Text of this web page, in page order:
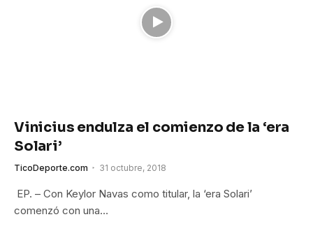
Vinicius endulza el comienzo de la ‘era
Solari’
TicoDeporte.com 31 octubre, 2018
EP. – Con Keylor Navas como titular, la ‘era Solari’
comenzó con una…